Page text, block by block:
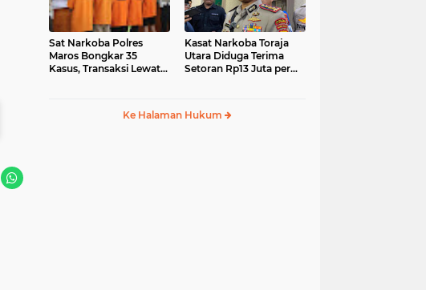
Sat Narkoba Polres
Maros Bongkar 35
Kasus, Transaksi Lewat
Kasat Narkoba Toraja
Utara Diduga Terima
Setoran Rp13 Juta per
Ke Halaman Hukum